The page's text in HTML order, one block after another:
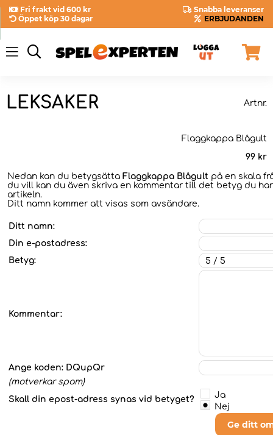
Fri frakt vid 600 kr
Snabba leveranser
Öppet köp 30 dagar
ERBJUDANDEN
LEKSAKER Artnr.
Flaggkappa Blågult
99 kr
Nedan kan du betygsätta Flaggkappa Blågult på en skala
du vill kan du även skriva en kommentar till det betyg du
artikeln.
Ditt namn kommer att visas som avsändare.
Ditt namn:
Din e-postadress:
Betyg:
Kommentar:
Ange koden: DQupQr
(motverkar spam)
Skall din epost-adress synas vid betyget?
Ja
Nej
Ge ditt